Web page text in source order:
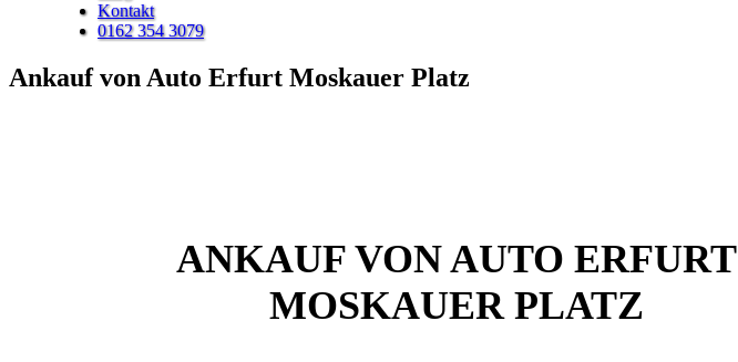
Kontakt
0162 354 3079
Ankauf von Auto Erfurt Moskauer Platz
ANKAUF VON AUTO ERFURT
MOSKAUER PLATZ